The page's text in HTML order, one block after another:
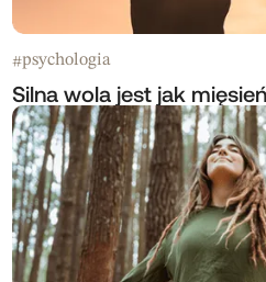
#psychologia
Silna wola jest jak